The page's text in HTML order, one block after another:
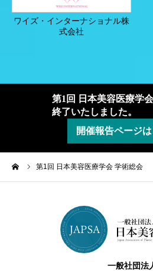
ワイズ・インターナショナル株
式会社
第1回 日本美容医療学
終了いたしました。
開催報告ページ
第1回 日本美容医療学会 学術総会
一般社団法